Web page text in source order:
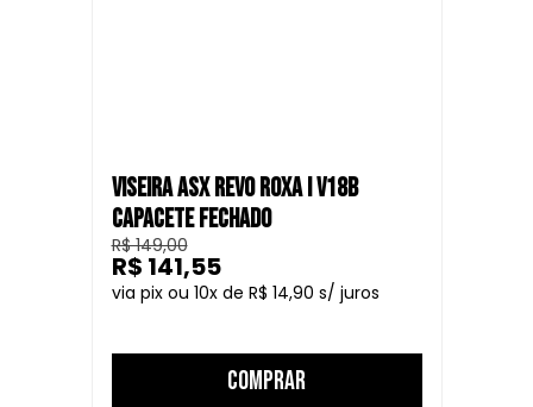
VISEIRA ASX REVO ROXA I V18B
CAPACETE FECHADO
R$ 149,00
10
R$ 14,90
R$ 141,55
COMPRAR